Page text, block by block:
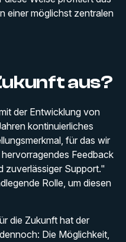
einer möglichst zentralen
aus?
der Entwicklung von
kontinuierliches
für das wir
Feedback
zuverlässiger Support."
Rolle, um diesen
die Zukunft hat der
Die Möglichkeit,